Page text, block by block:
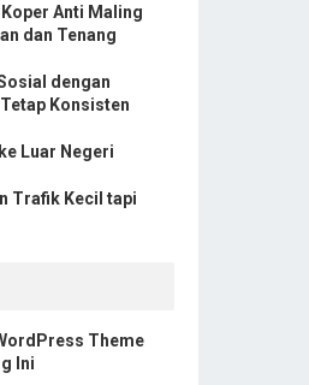
Anti Maling
dan Tenang
dengan
Konsisten
Luar Negeri
Trafik Kecil tapi
Theme
Ini